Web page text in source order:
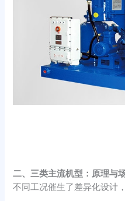
二、三类主流机型：原理与
不同工况催生了差异化设计